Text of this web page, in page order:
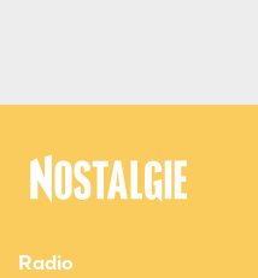
Radio